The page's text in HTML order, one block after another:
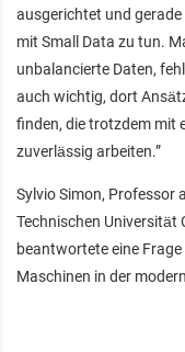
ausgerichtet und gerade
mit Small Data zu tun.
unbalancierte Daten,
auch wichtig, dort
finden, die trotzdem mit
zuverlässig arbeiten.”
Sylvio Simon, Professor
Technischen Universität
beantwortete eine
Maschinen in der